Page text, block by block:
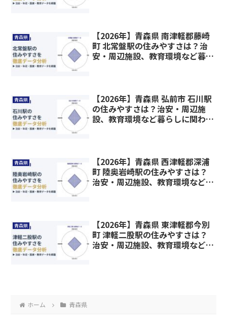
青森県
【2026年】青森県 南津軽郡藤崎
町 北常盤駅の住みやすさは？治
安・周辺施設、教育環境など暮ら
青森県
【2026年】青森県 弘前市 石川駅
の住みやすさは？治安・周辺施
設、教育環境など暮らしに関わる
青森県
【2026年】青森県 西津軽郡深浦
町 陸奥岩崎駅の住みやすさは？
治安・周辺施設、教育環境など暮
青森県
【2026年】青森県 東津軽郡今別
町 津軽二股駅の住みやすさは？
治安・周辺施設、教育環境など暮
ホーム 青森県